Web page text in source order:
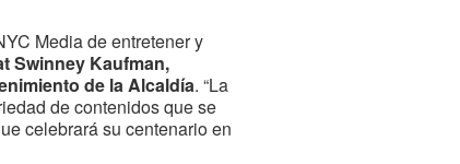
Media de entretener y
Swinney Kaufman,
de la Alcaldía. “La
de contenidos que se
celebrará su centenario en